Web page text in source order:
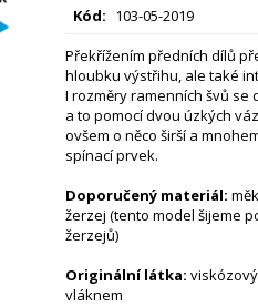
Kód: 103-05-2019
Překřížením předních dílů
hloubku výstřihu, ale také
I rozměry ramenních švů
a to pomocí dvou úzkých
ovšem o něco širší a
spínací prvek.
Doporučený materiál:
žerzej (tento model šijeme
žerzejů)
Originální látka:
vláknem